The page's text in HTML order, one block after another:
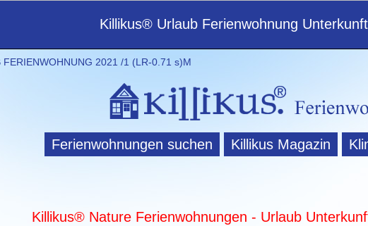
Killikus® Urlaub Ferienwohnung
FERIENWOHNUNG 2021 /1 (LR-0.71 s)M
Ferienwohnungen suchen Killikus Magazin
Killikus® Nature Ferienwohnungen - Urlaub